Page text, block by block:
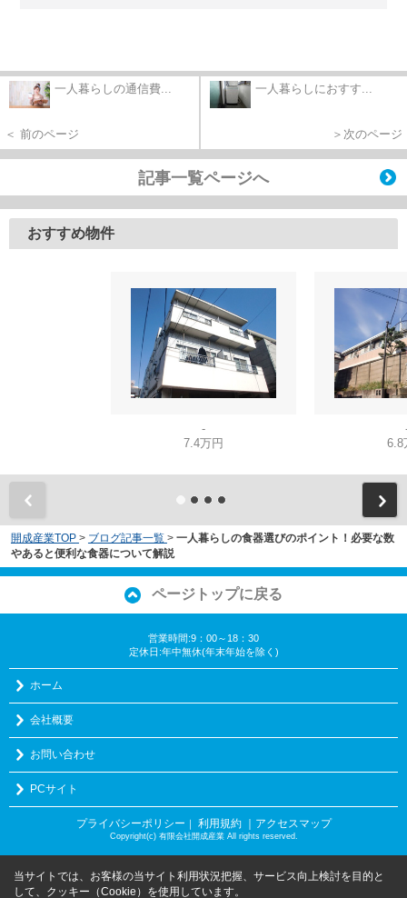
一人暮らしの通信費...
＜ 前のページ
一人暮らしにおすす...
＞次のページ
記事一覧ページへ
おすすめ物件
-
7.4万円
6.8
開成産業TOP > ブログ記事一覧 > 一人暮らしの食器選びのポイント！必要な数
やあると便利な食器について解説
ページトップに戻る
営業時間:9：00～18：30
定休日:年中無休(年末年始を除く)
ホーム
会社概要
お問い合わせ
PCサイト
プライバシーポリシー ｜ 利用規約 ｜アクセスマップ
Copyright(c) 有限会社開成産業 All rights reserved.
当サイトでは、お客様の当サイト利用状況把握、サービス向上検討を目的と
して、クッキー（Cookie）を使用しています。